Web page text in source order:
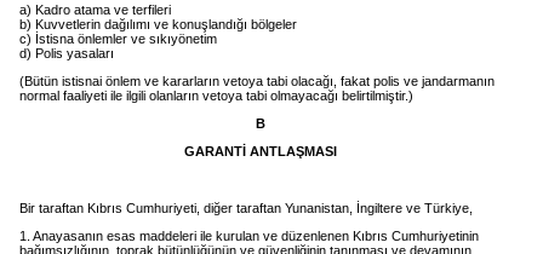
a) Kadro atama ve terfileri
b) Kuvvetlerin dağılımı ve konuşlandığı bölgeler
c) İstisna önlemler ve sıkıyönetim
d) Polis yasaları
(Bütün istisnai önlem ve kararların vetoya tabi olacağı, fakat polis ve jandarmanın
normal faaliyeti ile ilgili olanların vetoya tabi olmayacağı belirtilmiştir.)
B
GARANTİ ANTLAŞMASI
Bir taraftan Kıbrıs Cumhuriyeti, diğer taraftan Yunanistan, İngiltere ve Türkiye,
1. Anayasanın esas maddeleri ile kurulan ve düzenlenen Kıbrıs Cumhuriyetinin
bağımsızlığının, toprak bütünlüğünün ve güvenliğinin tanınması ve devamının